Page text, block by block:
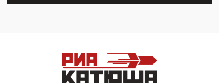
входМошенники активно пользуются аккаунтами на
Госуслугах уме...
12:01, 10 Апреля 2026